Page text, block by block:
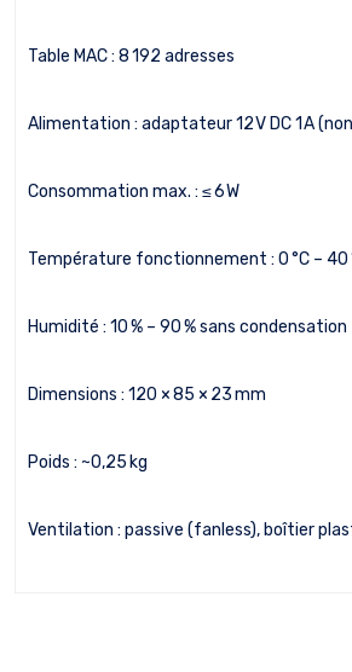
Table MAC : 8 192 adresses
Alimentation : adaptateur 12 V DC 1 A
Consommation max. : ≤ 6 W
Température fonctionnement : 0 °C – 40
Humidité : 10 % – 90 % sans condensation
Dimensions : 120 × 85 × 23 mm
Poids : ~0,25 kg
Ventilation : passive (fanless), boîtier